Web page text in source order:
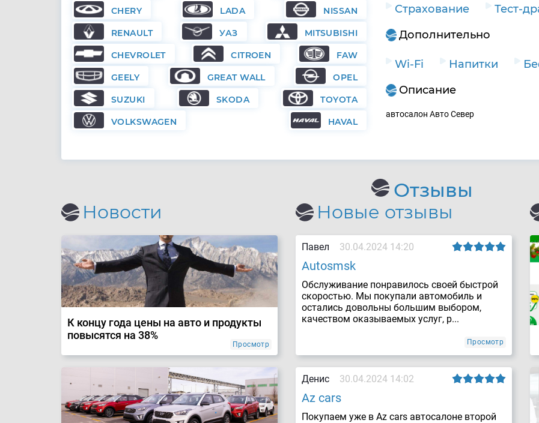
CHERY LADA NISSAN
RENAULT УАЗ MITSUBISHI
CHEVROLET CITROEN FAW
GEELY GREAT WALL OPEL
SUZUKI SKODA TOYOTA
VOLKSWAGEN HAVAL
Страхование
Тест-
Дополнительно
Wi-Fi Напитки
Описание
автосалон Авто Север
Отзывы
Новости
К концу года цены на авто и продукты
повысятся на 38%
Просмотр
Новые отзывы
Павел 30.04.2024 14:20
Autosmsk
Обслуживание понравилось своей быстрой
скоростью. Мы покупали автомобиль и
остались довольны большим выбором,
качеством оказываемых услуг, р...
Просмотр
Денис 30.04.2024 14:02
Az cars
Покупаем уже в Az cars автосалоне второй